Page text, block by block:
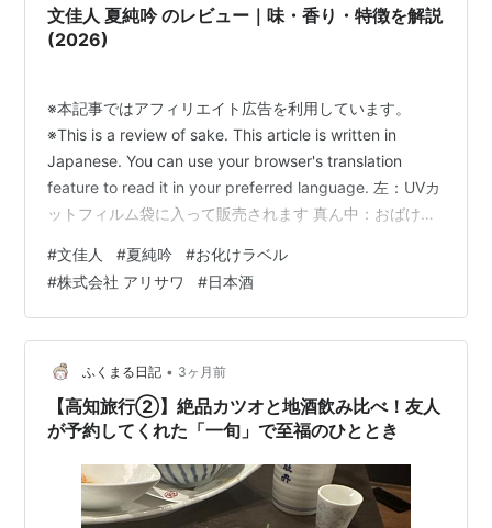
文佳人 夏純吟 のレビュー｜味・香り・特徴を解説
(2026)
※本記事ではアフィリエイト広告を利用しています。
※This is a review of sake. This article is written in
Japanese. You can use your browser's translation
feature to read it in your preferred language. 左：UVカ
ットフィルム袋に入って販売されます 真ん中：おばけシ
人 夏純吟 おばけラベル（Bunkajin Natsu Jun Gin）」の
レビュー記事です 個人的な評価 香り：★★★✭☆ (3.5…
#文佳人 #夏純吟 #お化けラベル
#株式会社 アリサワ #日本酒
ふくまる日記 • 3ヶ月前
【高知旅行②】絶品カツオと地酒飲み比べ！友人
が予約してくれた「一旬」で至福のひととき